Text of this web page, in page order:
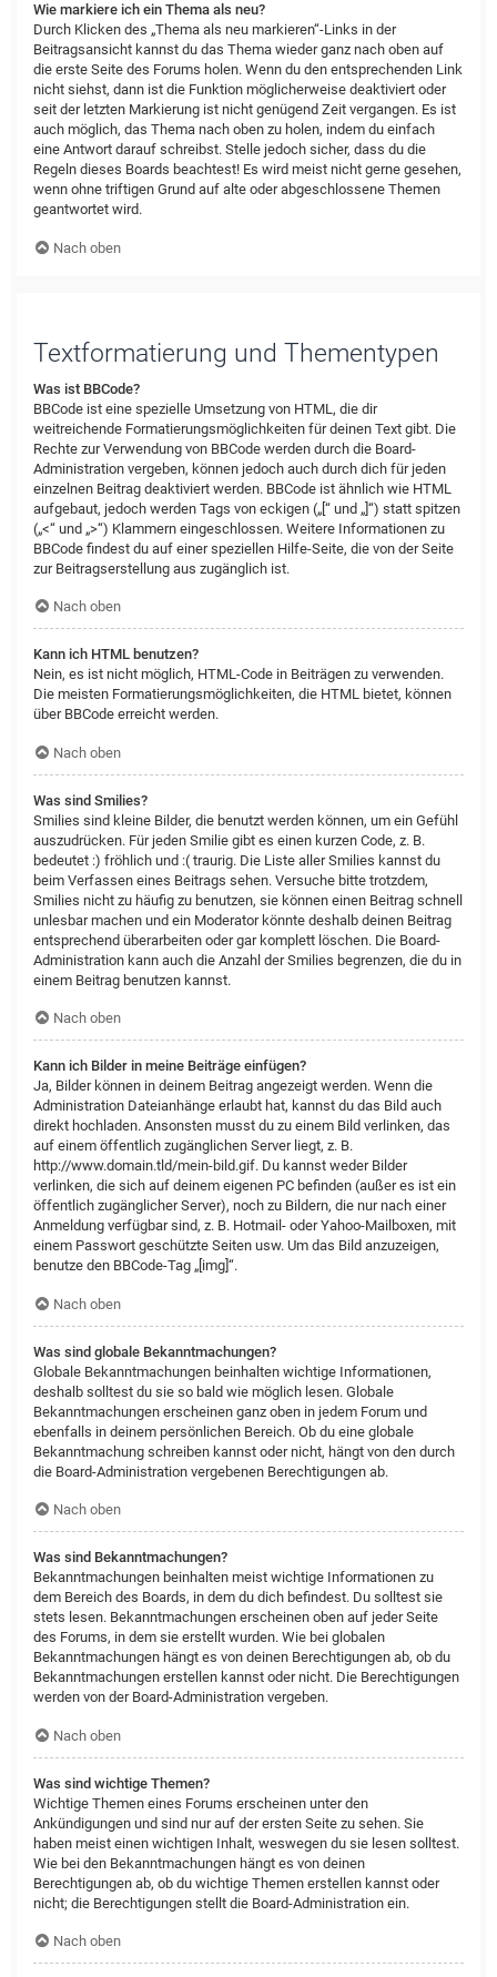
Wie markiere ich ein Thema als neu?
Durch Klicken des „Thema als neu markieren“-Links in der
Beitragsansicht kannst du das Thema wieder ganz nach oben auf
die erste Seite des Forums holen. Wenn du den entsprechenden Link
nicht siehst, dann ist die Funktion möglicherweise deaktiviert oder
seit der letzten Markierung ist nicht genügend Zeit vergangen. Es ist
auch möglich, das Thema nach oben zu holen, indem du einfach
eine Antwort darauf schreibst. Stelle jedoch sicher, dass du die
Regeln dieses Boards beachtest! Es wird meist nicht gerne gesehen,
wenn ohne triftigen Grund auf alte oder abgeschlossene Themen
geantwortet wird.
Nach oben
Textformatierung und Thementypen
Was ist BBCode?
BBCode ist eine spezielle Umsetzung von HTML, die dir
weitreichende Formatierungsmöglichkeiten für deinen Text gibt. Die
Rechte zur Verwendung von BBCode werden durch die Board-
Administration vergeben, können jedoch auch durch dich für jeden
einzelnen Beitrag deaktiviert werden. BBCode ist ähnlich wie HTML
aufgebaut, jedoch werden Tags von eckigen („[“ und „]“) statt spitzen
(„<“ und „>“) Klammern eingeschlossen. Weitere Informationen zu
BBCode findest du auf einer speziellen Hilfe-Seite, die von der Seite
zur Beitragserstellung aus zugänglich ist.
Nach oben
Kann ich HTML benutzen?
Nein, es ist nicht möglich, HTML-Code in Beiträgen zu verwenden.
Die meisten Formatierungsmöglichkeiten, die HTML bietet, können
über BBCode erreicht werden.
Nach oben
Was sind Smilies?
Smilies sind kleine Bilder, die benutzt werden können, um ein Gefühl
auszudrücken. Für jeden Smilie gibt es einen kurzen Code, z. B.
bedeutet :) fröhlich und :( traurig. Die Liste aller Smilies kannst du
beim Verfassen eines Beitrags sehen. Versuche bitte trotzdem,
Smilies nicht zu häufig zu benutzen, sie können einen Beitrag schnell
unlesbar machen und ein Moderator könnte deshalb deinen Beitrag
entsprechend überarbeiten oder gar komplett löschen. Die Board-
Administration kann auch die Anzahl der Smilies begrenzen, die du in
einem Beitrag benutzen kannst.
Nach oben
Kann ich Bilder in meine Beiträge einfügen?
Ja, Bilder können in deinem Beitrag angezeigt werden. Wenn die
Administration Dateianhänge erlaubt hat, kannst du das Bild auch
direkt hochladen. Ansonsten musst du zu einem Bild verlinken, das
auf einem öffentlich zugänglichen Server liegt, z. B.
http://www.domain.tld/mein-bild.gif. Du kannst weder Bilder
verlinken, die sich auf deinem eigenen PC befinden (außer es ist ein
öffentlich zugänglicher Server), noch zu Bildern, die nur nach einer
Anmeldung verfügbar sind, z. B. Hotmail- oder Yahoo-Mailboxen, mit
einem Passwort geschützte Seiten usw. Um das Bild anzuzeigen,
benutze den BBCode-Tag „[img]“.
Nach oben
Was sind globale Bekanntmachungen?
Globale Bekanntmachungen beinhalten wichtige Informationen,
deshalb solltest du sie so bald wie möglich lesen. Globale
Bekanntmachungen erscheinen ganz oben in jedem Forum und
ebenfalls in deinem persönlichen Bereich. Ob du eine globale
Bekanntmachung schreiben kannst oder nicht, hängt von den durch
die Board-Administration vergebenen Berechtigungen ab.
Nach oben
Was sind Bekanntmachungen?
Bekanntmachungen beinhalten meist wichtige Informationen zu
dem Bereich des Boards, in dem du dich befindest. Du solltest sie
stets lesen. Bekanntmachungen erscheinen oben auf jeder Seite
des Forums, in dem sie erstellt wurden. Wie bei globalen
Bekanntmachungen hängt es von deinen Berechtigungen ab, ob du
Bekanntmachungen erstellen kannst oder nicht. Die Berechtigungen
werden von der Board-Administration vergeben.
Nach oben
Was sind wichtige Themen?
Wichtige Themen eines Forums erscheinen unter den
Ankündigungen und sind nur auf der ersten Seite zu sehen. Sie
haben meist einen wichtigen Inhalt, weswegen du sie lesen solltest.
Wie bei den Bekanntmachungen hängt es von deinen
Berechtigungen ab, ob du wichtige Themen erstellen kannst oder
nicht; die Berechtigungen stellt die Board-Administration ein.
Nach oben